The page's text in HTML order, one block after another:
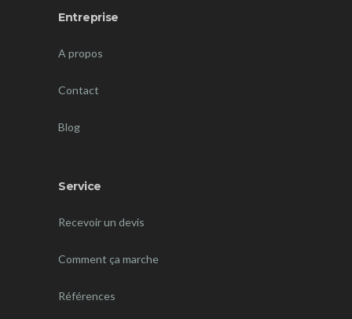
Entreprise
A propos
Contact
Blog
Service
Recevoir un devis
Comment ça marche
Références